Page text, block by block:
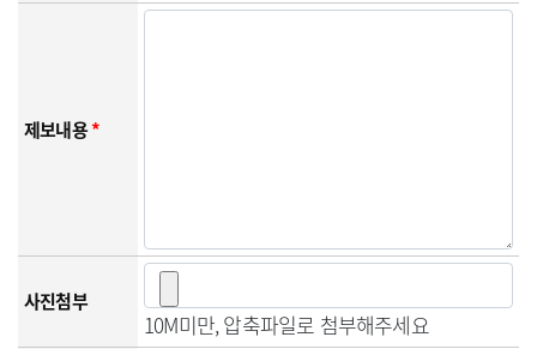
제보내용*
사진첨부
10M미만, 압축파일로 첨부해주세요